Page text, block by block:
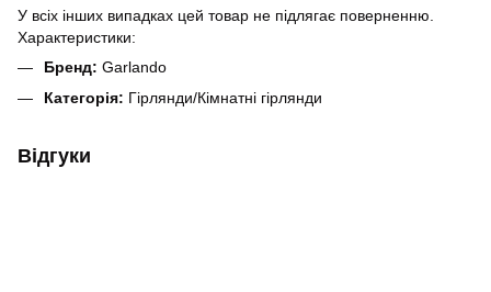
У всіх інших випадках цей товар не підлягає поверненню.
Характеристики:
Бренд: Garlando
Категорія: Гірлянди/Кімнатні гірлянди
Відгуки